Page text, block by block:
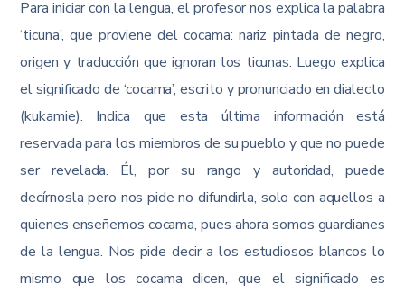
Para iniciar con la lengua, el profesor nos explica la palabra
‘ticuna’, que proviene del cocama: nariz pintada de negro,
origen y traducción que ignoran los ticunas. Luego explica
el significado de ‘cocama’, escrito y pronunciado en dialecto
(kukamie). Indica que esta última información está
reservada para los miembros de su pueblo y que no puede
ser revelada. Él, por su rango y autoridad, puede
decírnosla pero nos pide no difundirla, solo con aquellos a
quienes enseñemos cocama, pues ahora somos guardianes
de la lengua. Nos pide decir a los estudiosos blancos lo
mismo que los cocama dicen, que el significado es